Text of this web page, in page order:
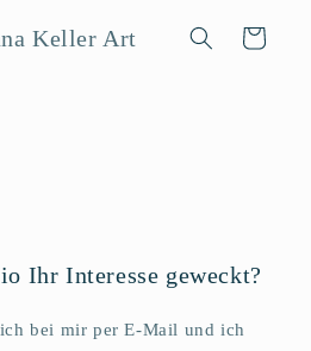
Keller Art Warenkorb
Ihr Interesse geweckt?
bei mir per E-Mail und ich